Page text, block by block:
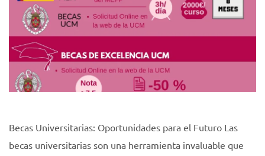
Becas Universitarias: Oportunidades para el Futuro Las
becas universitarias son una herramienta invaluable que